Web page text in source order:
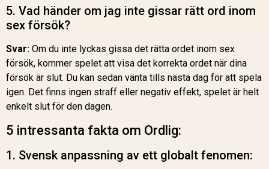
5. Vad händer om jag inte gissar rätt ord inom
sex försök?
Svar: Om du inte lyckas gissa det rätta ordet inom sex
försök, kommer spelet att visa det korrekta ordet när dina
försök är slut. Du kan sedan vänta tills nästa dag för att spela
igen. Det finns ingen straff eller negativ effekt, spelet är helt
enkelt slut för den dagen.
5 intressanta fakta om Ordlig:
1. Svensk anpassning av ett globalt fenomen: